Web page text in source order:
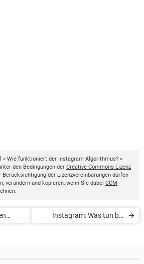
« Wie funktioniert der Instagram-Algorithmus? »
den Bedingungen der Creative Commons-Lizenz
der Lizenzvereinbarungen dürfen
verändern und kopieren, wenn Sie dabei CCM
Instagram: Was tun bei